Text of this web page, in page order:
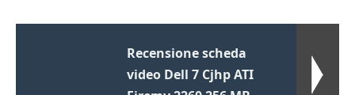
Recensione scheda
video Dell 7 Cjhp ATI